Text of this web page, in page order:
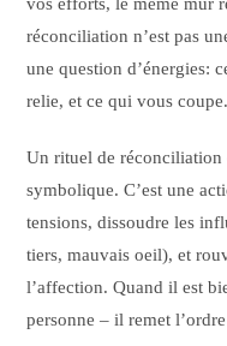
réconciliation n’est pas
une question d’énergies:
relie, et ce qui vous coupe.
Un rituel de réconciliation
symbolique. C’est une
tensions, dissoudre les
tiers, mauvais oeil), et
l’affection. Quand il est
personne – il remet